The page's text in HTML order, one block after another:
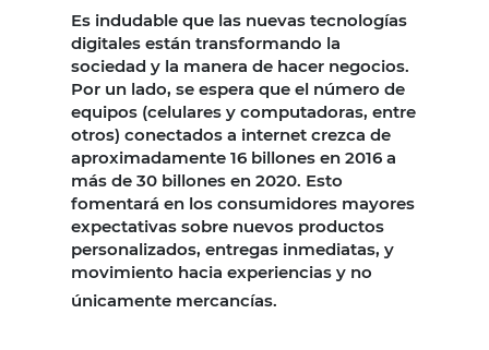
Es indudable que las nuevas tecnologías
digitales están transformando la
sociedad y la manera de hacer negocios.
Por un lado, se espera que el número de
equipos (celulares y computadoras, entre
otros) conectados a internet crezca de
aproximadamente 16 billones en 2016 a
más de 30 billones en 2020. Esto
fomentará en los consumidores mayores
expectativas sobre nuevos productos
personalizados, entregas inmediatas, y
movimiento hacia experiencias y no
únicamente mercancías.